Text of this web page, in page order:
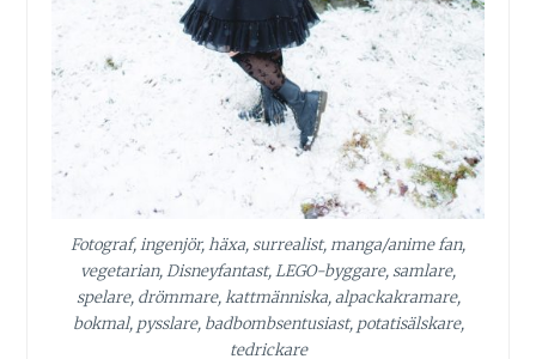
Fotograf, ingenjör, häxa, surrealist, manga/anime fan,
vegetarian, Disneyfantast, LEGO-byggare, samlare,
spelare, drömmare, kattmänniska, alpackakramare,
bokmal, pysslare, badbombsentusiast, potatisälskare,
tedrickare